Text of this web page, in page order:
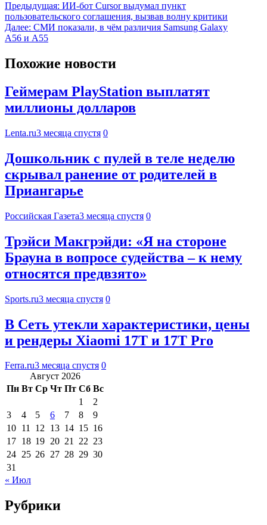
Предыдущая: ИИ-бот Cursor выдумал пункт
пользовательского соглашения, вызвав волну критики
Далее: СМИ показали, в чём различия Samsung Galaxy
A56 и A55
Похожие новости
Геймерам PlayStation выплатят
миллионы долларов
Lenta.ru3 месяца спустя 0
Дошкольник с пулей в теле неделю
скрывал ранение от родителей в
Приангарье
Российская Газета3 месяца спустя 0
Трэйси Макгрэйди: «Я на стороне
Брауна в вопросе судейства – к нему
относятся предвзято»
Sports.ru3 месяца спустя 0
В Сеть утекли характеристики, цены
и рендеры Xiaomi 17T и 17T Pro
Ferra.ru3 месяца спустя 0
Август 2026
Пн Вт Ср Чт Пт Сб Вс
1
2
3
4 5 6 7 8
9
10 11 12 13 14 15 16
17 18 19 20 21 22 23
24 25 26 27 28 29 30
31
« Июл
Рубрики